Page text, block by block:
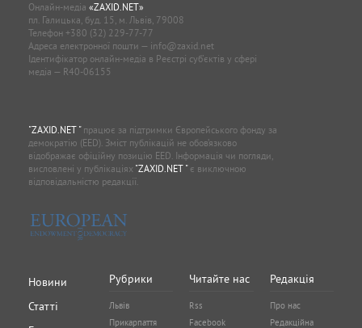
Онлайн-медіа «ZAXID.NET»
пл. Галицька, буд. 15, м. Львів, 79008
Телефон +380 (32) 229-77-77
Адреса електронної пошти — info@zaxid.net
Ідентифікатор онлайн-медіа в Реєстрі суб'єктів у сфері
медіа — R40-06155
"ZAXID.NET "працює за підтримки Європейського фонду за
демократію (EED). Зміст публікацій не обов’язково
відображає офіційну позицію EED. Інформація чи погляди,
висловлені у публікаціях "ZAXID.NET "є виключною
відповідальністю редакції.
Новини
Статті
Рубрики
Львів
Прикарпаття
Читайте нас
Rss
Facebook
Редакція
Про нас
Редакційна